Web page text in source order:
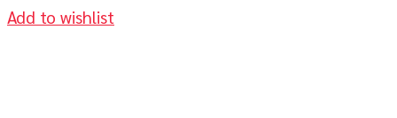
Add to wishlist